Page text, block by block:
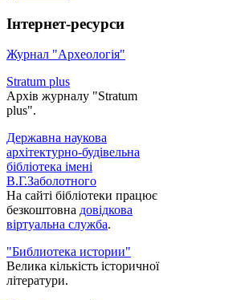
Інтернет-ресурси
Журнал "Археологія"
Stratum plus
Архів журналу "Stratum
plus".
Державна наукова
архітектурно-будівельна
бібліотека імені
В.Г.Заболотного
На сайті бібліотеки працює
безкоштовна довідкова
віртуальна служба.
"Библиотека истории"
Велика кількість історичної
літератури.